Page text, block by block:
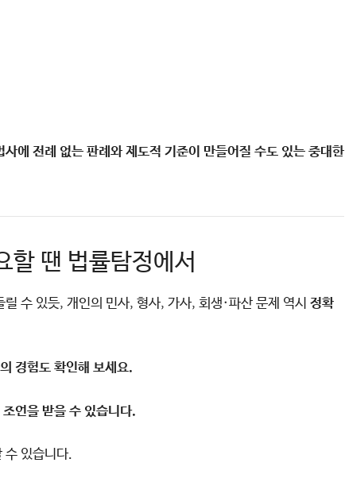
사에 전례 없는 판례와 제도적 기준이 만들어질 수도 있는 중대한
할 땐 법률탐정에서
수 있듯, 개인의 민사, 형사, 가사, 회생·파산 문제 역시 정확
경험도 확인해 보세요.
언을 받을 수 있습니다.
수 있습니다.